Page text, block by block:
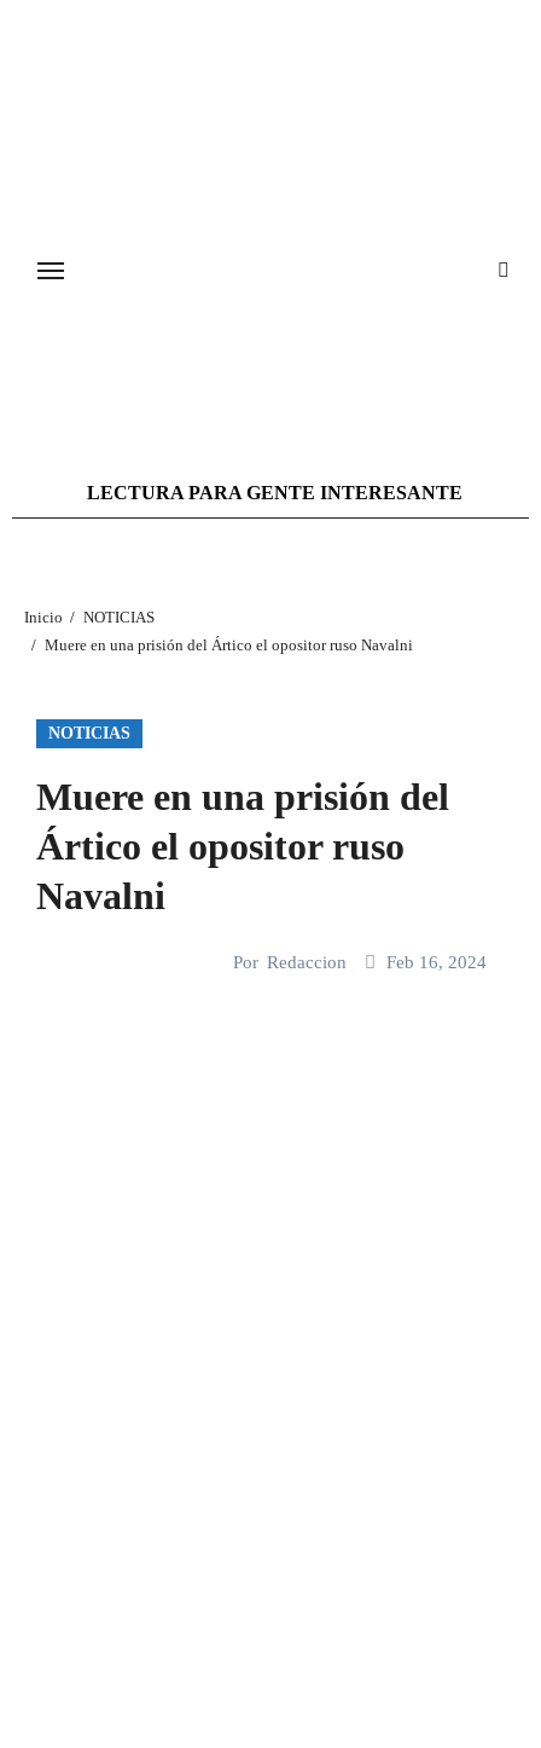
LECTURA PARA GENTE INTERESANTE
Inicio
NOTICIAS
Muere en una prisión del Ártico el opositor ruso Navalni
NOTICIAS
Muere en una prisión del
Ártico el opositor ruso
Navalni
Por Redaccion Feb 16, 2024